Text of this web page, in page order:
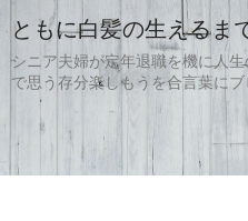
ともに白髪の生えるま
シニア夫婦が定年退職を機に人
で思う存分楽しもうを合言葉にブ